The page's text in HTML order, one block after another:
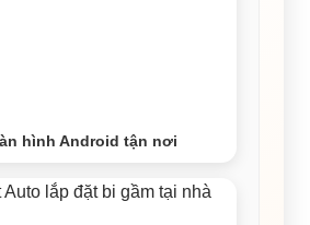
hình Android tận nơi